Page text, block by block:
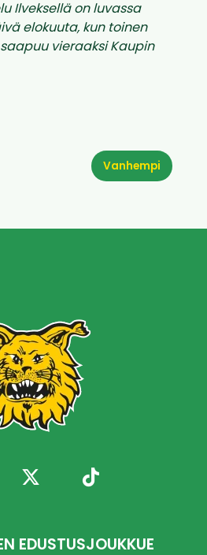
Ilveksellä on luvassa
elokuuta, kun toinen
vieraaksi Kaupin
Vanhempi
EDUSTUSJOUKKUE